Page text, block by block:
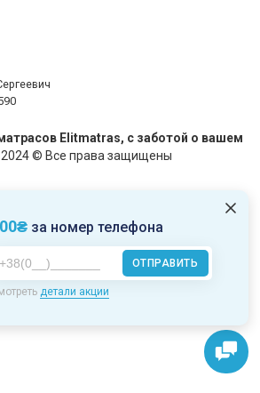
за номер телефона
ОТПРАВИТЬ
детали акции
Elitmatras, c заботой о вашем
2024 © Все права защищены